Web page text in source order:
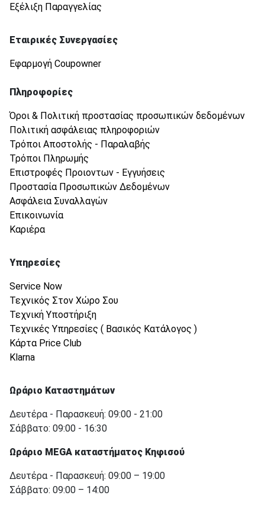
Εξέλιξη Παραγγελίας
Εταιρικές Συνεργασίες
Εφαρμογή Coupowner
Πληροφορίες
Όροι & Πολιτική προστασίας προσωπικών δεδομένων
Πολιτική ασφάλειας πληροφοριών
Τρόποι Αποστολής - Παραλαβής
Τρόποι Πληρωμής
Επιστροφές Προιοντων - Εγγυήσεις
Προστασία Προσωπικών Δεδομένων
Ασφάλεια Συναλλαγών
Επικοινωνία
Καριέρα
Υπηρεσίες
Service Now
Τεχνικός Στον Χώρο Σου
Τεχνική Υποστήριξη
Τεχνικές Υπηρεσίες ( Βασικός Κατάλογος )
Κάρτα Price Club
Klarna
Ωράριο Καταστημάτων
Δευτέρα - Παρασκευή: 09:00 - 21:00
Σάββατο: 09:00 - 16:30
Ωράριο MEGA καταστήματος Κηφισού
Δευτέρα - Παρασκευή: 09:00 – 19:00
Σάββατο: 09:00 – 14:00